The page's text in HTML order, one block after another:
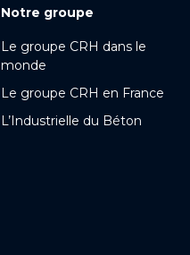
Notre groupe
Le groupe CRH dans le
monde
Le groupe CRH en France
L’Industrielle du Béton